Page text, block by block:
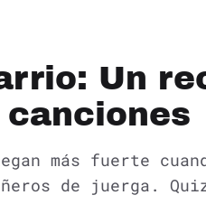
Un
más fuerte
de juerga.